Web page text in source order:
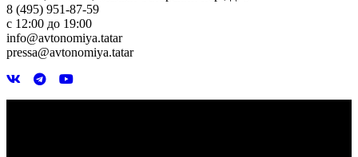
8 (495) 951-87-59
с 12:00 до 19:00
info@avtonomiya.tatar
pressa@avtonomiya.tatar